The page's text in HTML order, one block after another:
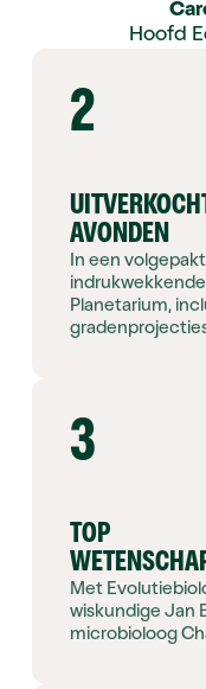
Hoofd
2
AVONDEN
In een
Planetarium,
3
TOP
Met
wiskundige Jan
microbioloog